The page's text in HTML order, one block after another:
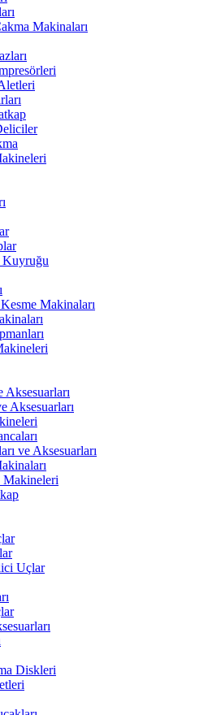
Makinaları
Makinaları
Aksesuarları
Aksesuarları
ve Aksesuarları
Makineleri
Uçlar
Diskleri